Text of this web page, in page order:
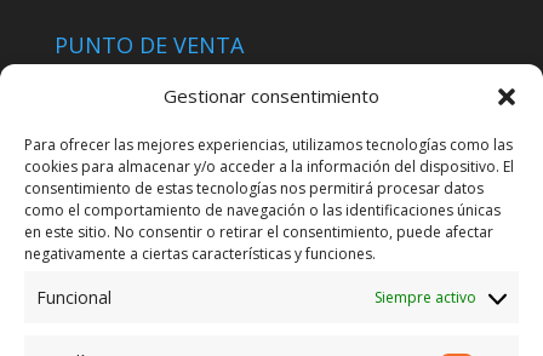
Gestionar consentimiento
Para ofrecer las mejores experiencias, utilizamos tecnologías como las
cookies para almacenar y/o acceder a la información del dispositivo. El
consentimiento de estas tecnologías nos permitirá procesar datos
como el comportamiento de navegación o las identificaciones únicas
en este sitio. No consentir o retirar el consentimiento, puede afectar
negativamente a ciertas características y funciones.
Funcional Siempre activo
PUNTO DE VENTA
C/ San José 6, 11004 Cádiz
LEGAL
POLÍTICA DE ENVÍO
TERMINOS Y CONDICIONES